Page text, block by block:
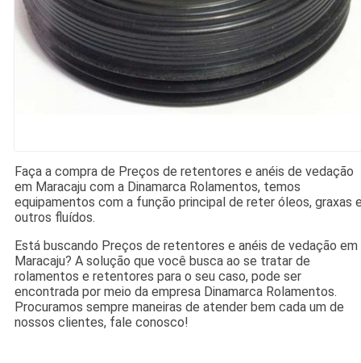
Faça a compra de Preços de retentores e anéis de vedação
em Maracaju com a Dinamarca Rolamentos, temos
equipamentos com a função principal de reter óleos, graxas
outros fluídos.
Está buscando Preços de retentores e anéis de vedação em
Maracaju? A solução que você busca ao se tratar de
rolamentos e retentores para o seu caso, pode ser
encontrada por meio da empresa Dinamarca Rolamentos.
Procuramos sempre maneiras de atender bem cada um de
nossos clientes, fale conosco!